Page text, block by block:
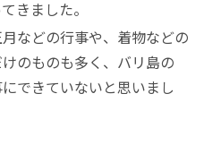
きました。
などの行事や、着物などの
のものも多く、バリ島の
できていないと思いまし